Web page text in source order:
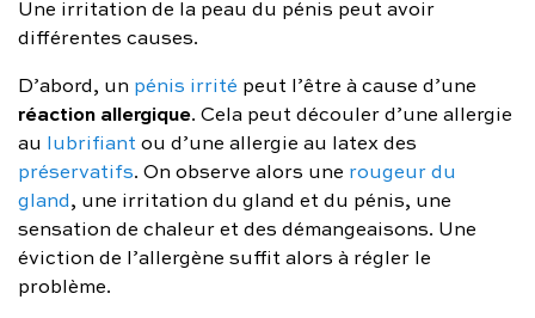
Une irritation de la peau du pénis peut avoir
différentes causes.
D’abord, un pénis irrité peut l’être à cause d’une
réaction allergique. Cela peut découler d’une allergie
au lubrifiantou d’une allergie au latex des
préservatifs. On observe alors une rougeur du
gland, une irritation du gland et du pénis, une
sensation de chaleur et des démangeaisons. Une
éviction de l’allergène suffit alors à régler le
problème.